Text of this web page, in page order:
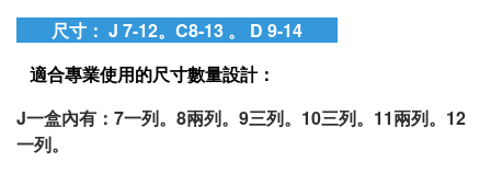
尺寸： J 7-12。C8-13 。 D 9-14
適合專業使用的尺寸數量設計：
J一盒內有：7一列。8兩列。9三列。10三列。11兩列。12
一列。